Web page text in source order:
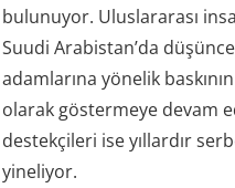
bulunuyor. Uluslararası
Suudi Arabistan’da
adamlarına yönelik
olarak göstermeye devam
destekçileri ise yıllardır
yineliyor.